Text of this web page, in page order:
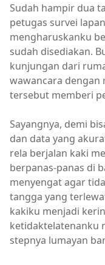
Sudah hampir dua
petugas survei
mengharuskanku
sudah disediakan.
kunjungan dari
wawancara dengan
tersebut memberi
Sayangnya, demi
dan data yang
rela berjalan kaki
berpanas-panas di
menyengat agar
tangga yang
kakiku menjadi
ketidaktelatenanku
stepnya lumayan